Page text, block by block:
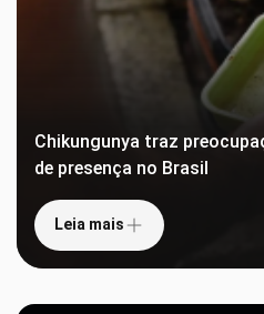
Chikungunya traz
de presença no Brasil
Leia mais